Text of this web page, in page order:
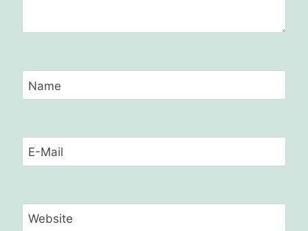
Name
E-Mail
Website